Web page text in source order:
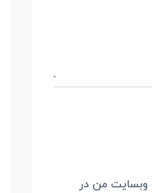
وبسایت من در